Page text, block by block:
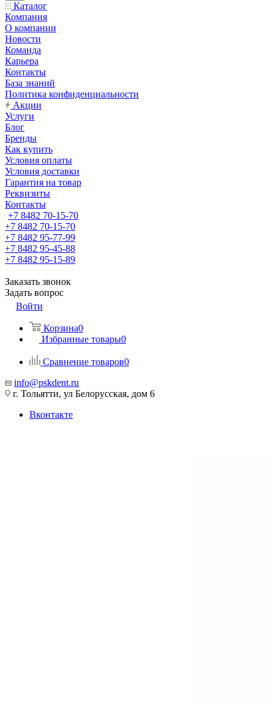
Каталог
Компания
О компании
Новости
Команда
Карьера
Контакты
База знаний
Политика конфиденциальности
Акции
Услуги
Блог
Бренды
Как купить
Условия оплаты
Условия доставки
Гарантия на товар
Реквизиты
Контакты
+7 8482 70-15-70
+7 8482 70-15-70
+7 8482 95-77-99
+7 8482 95-45-88
+7 8482 95-15-89
Заказать звонок
Задать вопрос
Войти
Корзина0
Избранные товары0
Сравнение товаров0
info@pskdent.ru
г. Тольятти, ул Белорусская, дом 6
Вконтакте